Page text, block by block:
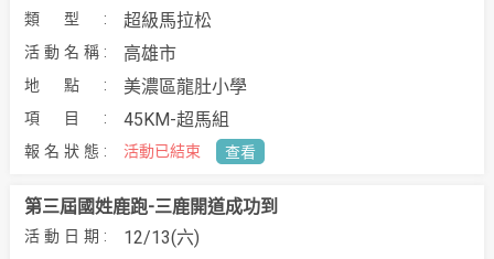
超級馬拉松
高雄市
美濃區龍肚小學
45KM-超馬組
活動已結束 查看
12/13(六)
第三屆國姓鹿跑-三鹿開道成功到